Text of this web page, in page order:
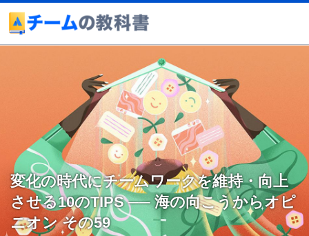
変化の時代にチームワークを維持・向上
させる10のTIPS ── 海の向こうからオピ
ニオン その59